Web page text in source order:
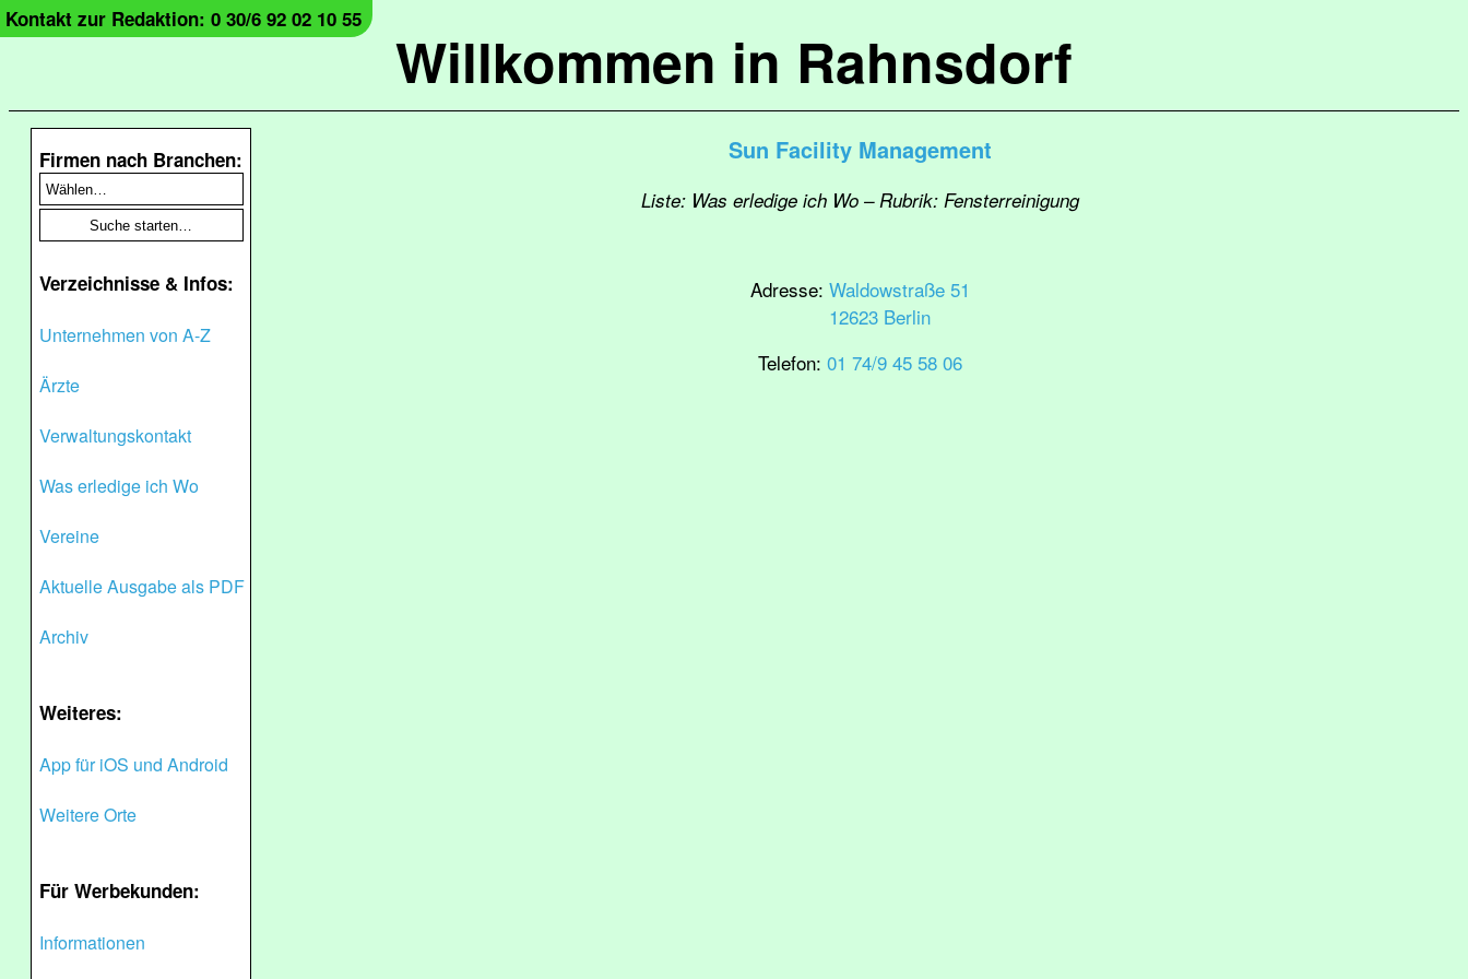
Willkommen in Rahnsdorf
Kontakt zur Redaktion: 0 30/6 92 02 10 55
Firmen nach Branchen:
Verzeichnisse & Infos:
Unternehmen von A-Z
Ärzte
Verwaltungskontakt
Was erledige ich Wo
Vereine
Aktuelle Ausgabe als PDF
Archiv
Weiteres:
App für iOS und Android
Weitere Orte
Für Werbekunden:
Informationen
Sun Facility Management
Liste: Was erledige ich Wo – Rubrik: Fensterreinigung
Adresse: Waldowstraße 51
12623 Berlin
Telefon: 01 74/9 45 58 06